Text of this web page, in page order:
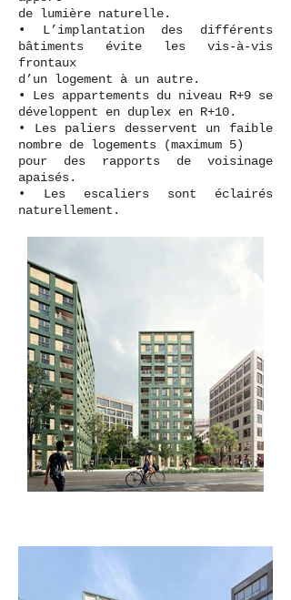
de lumière naturelle.
• L’implantation des différents
bâtiments évite les vis-à-vis
frontaux
d’un logement à un autre.
• Les appartements du niveau R+9 se
développent en duplex en R+10.
• Les paliers desservent un faible
nombre de logements (maximum 5)
pour des rapports de voisinage
apaisés.
• Les escaliers sont éclairés
naturellement.